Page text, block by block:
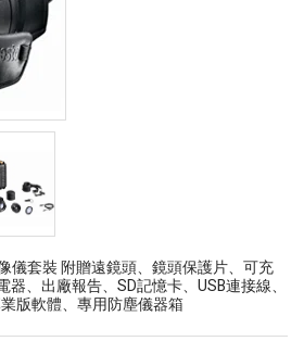
儀套裝 附贈遠鏡頭、鏡頭保護片、可充
、出廠報告、SD記憶卡、USB連接線、
版軟體、專用防塵儀器箱